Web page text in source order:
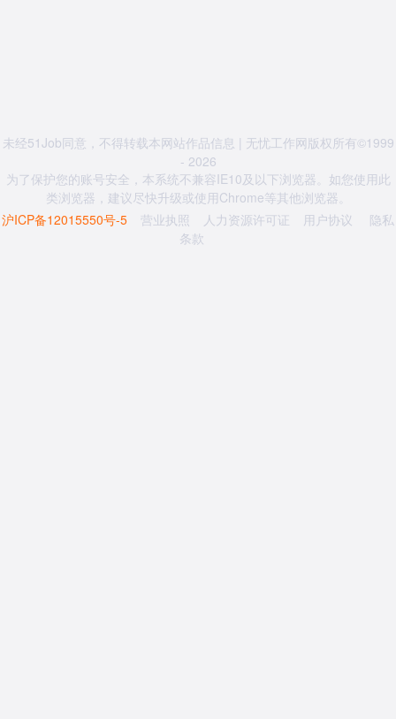
未经51Job同意，不得转载本网站作品信息 | 无忧工作网版权所有©1999
- 2026
为了保护您的账号安全，本系统不兼容IE10及以下浏览器。如您使用此
类浏览器，建议尽快升级或使用Chrome等其他浏览器。
沪ICP备12015550号-5
营业执照 人力资源许可证 用户协议
隐私
条款